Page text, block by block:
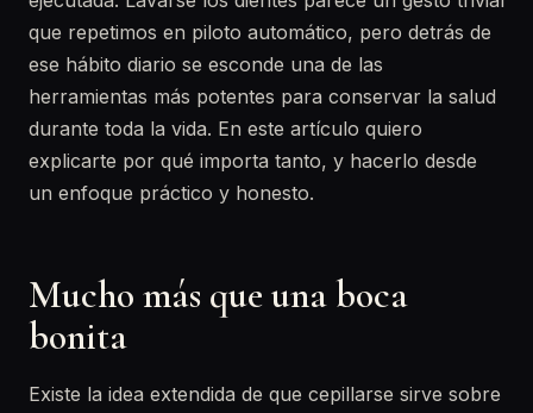
que repetimos en piloto automático, pero detrás de
ese hábito diario se esconde una de las
herramientas más potentes para conservar la salud
durante toda la vida. En este artículo quiero
explicarte por qué importa tanto, y hacerlo desde
un enfoque práctico y honesto.
Mucho más que una boca
bonita
Existe la idea extendida de que cepillarse sirve sobre